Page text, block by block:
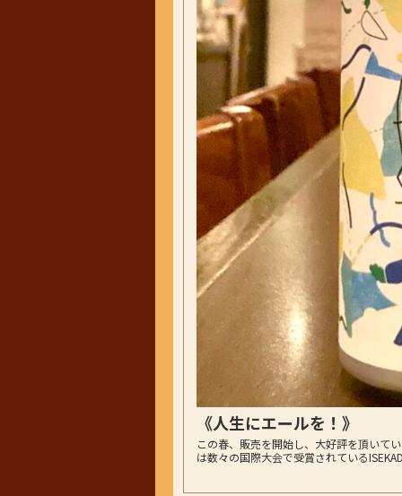
《人生にエールを！》
この春、販売を開始し、大好評を頂いて
は数々の国際大会で受賞されている